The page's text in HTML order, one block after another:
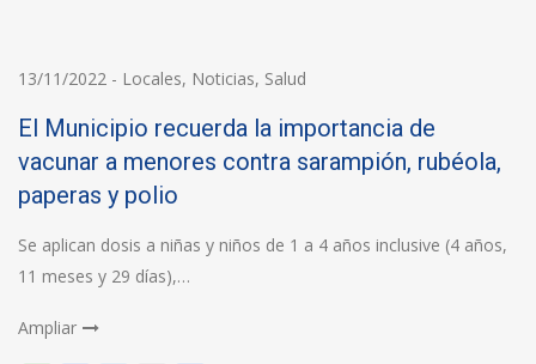
13/11/2022 - Locales, Noticias, Salud
El Municipio recuerda la importancia de
vacunar a menores contra sarampión, rubéola,
paperas y polio
Se aplican dosis a niñas y niños de 1 a 4 años inclusive (4 años,
11 meses y 29 días),…
Ampliar